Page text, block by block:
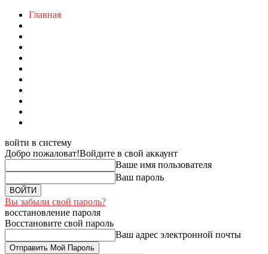
Главная
войти в систему
Добро пожаловат!Войдите в свой аккаунт
Ваше имя пользователя
Ваш пароль
Вы забыли свой пароль?
восстановление пароля
Восстановите свой пароль
Ваш адрес электронной почты